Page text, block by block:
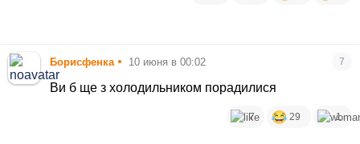
Борисфенка • 10 июня в 00:02 7
Ви б ще з холодильником порадилися
7 29 1